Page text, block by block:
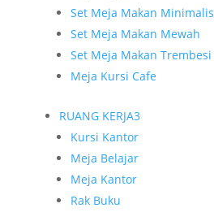
Set Meja Makan Minimalis
Set Meja Makan Mewah
Set Meja Makan Trembesi
Meja Kursi Cafe
RUANG KERJA3
Kursi Kantor
Meja Belajar
Meja Kantor
Rak Buku